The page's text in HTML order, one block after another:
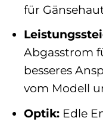
für
Abgasstrom
besseres
vom Modell
Optik:Edle